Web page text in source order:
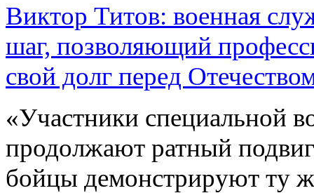
Виктор Титов: военная
шаг, позволяющий
свой долг перед
«Участники специальной
продолжают ратный
бойцы демонстрируют ту